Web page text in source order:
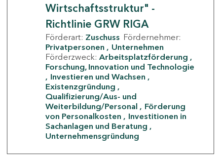
Wirtschaftsstruktur" -
Richtlinie GRW RIGA
Förderart: Zuschuss Fördernehmer:
Privatpersonen
Unternehmen
Förderzweck: Arbeitsplatzförderung
Forschung, Innovation und Technologie
Investieren und Wachsen
Existenzgründung
Qualifizierung/Aus- und
Weiterbildung/Personal
Förderung
von Personalkosten
Investitionen in
Sachanlagen und Beratung
Unternehmensgründung